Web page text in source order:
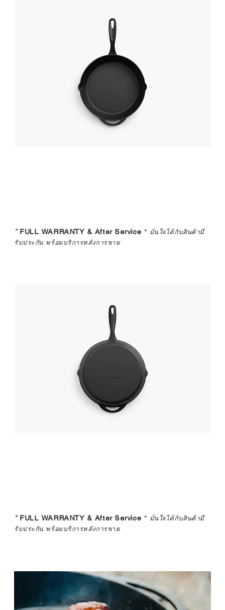
*FULL WARRANTY & After Service * มั่นใจได้กับสินค้ามี
รับประกัน พร้อมบริการหลังการขาย
*FULL WARRANTY & After Service * มั่นใจได้กับสินค้ามี
รับประกัน พร้อมบริการหลังการขาย